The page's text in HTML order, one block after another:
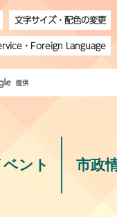
文字サイズ・配色の変更
・ Foreign Language
ベント 市政